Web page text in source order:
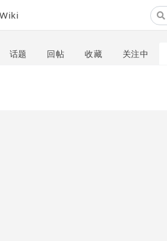
Wiki
话题 回帖 收藏 关注中